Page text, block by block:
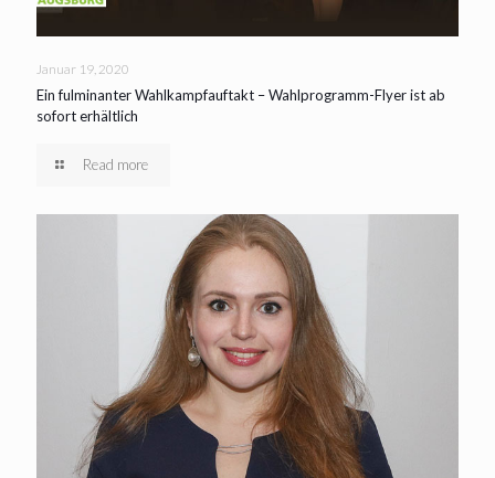
Januar 19, 2020
Ein fulminanter Wahlkampfauftakt – Wahlprogramm-Flyer ist ab
sofort erhältlich
Read more